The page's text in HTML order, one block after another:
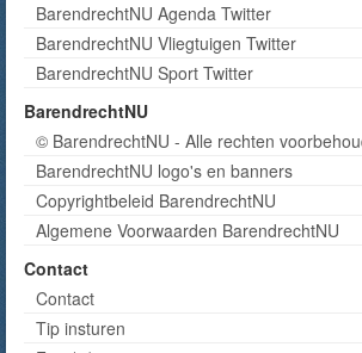
BarendrechtNU Agenda Twitter
BarendrechtNU Vliegtuigen Twitter
BarendrechtNU Sport Twitter
BarendrechtNU
© BarendrechtNU - Alle rechten
BarendrechtNU logo's en banners
Copyrightbeleid BarendrechtNU
Algemene Voorwaarden BarendrechtNU
Contact
Contact
Tip insturen